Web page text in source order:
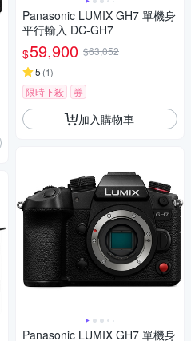
Panasonic LUMIX GH7 單機身
平行輸入 DC-GH7
$59,900 $63,052
5 (1)
限時下殺 券
加入購物車
Panasonic LUMIX GH7 單機身